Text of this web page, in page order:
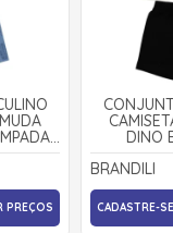
PREÇOS
DINO
BRANDILI
CADASTRE-